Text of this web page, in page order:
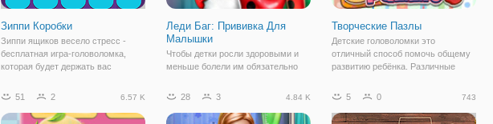
Зиппи Коробки
Зиппи ящиков весело стресс -
бесплатная игра-головоломка,
которая будет держать вас
часов. Перемещения цветных
те же самые цветные ключ, чтобы
Леди Баг: Прививка Для
Малышки
Чтобы детки росли здоровыми и
меньше болели им обязательно
Один маленький укол может
множества болезней. В игре
Творческие Пазлы
Детские головоломки это
отличный способ помочь общему
развитию ребёнка. Различные
раскраски помогут малышам
сделать гибким интеллект и
51 2 6.57 K 28 3 4.84 K 5 0 743